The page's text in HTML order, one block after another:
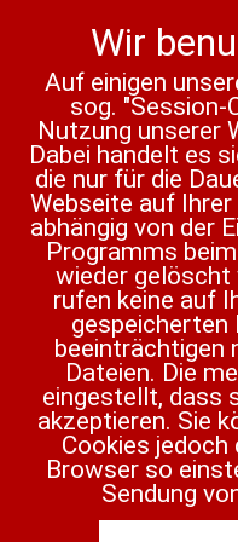
Vorheriger Beitrag:
ZurückWir
Auf einigen
sog. "Session-
Nutzung unserer
Dabei handelt es
die nur für die
Webseite auf
abhängig von der
Programms
wieder gelöscht
rufen keine auf
gespeicherten
beeinträchtigen
Dateien. Die
eingestellt, dass
akzeptieren. Sie
Cookies jedoch
Browser so
Sendung